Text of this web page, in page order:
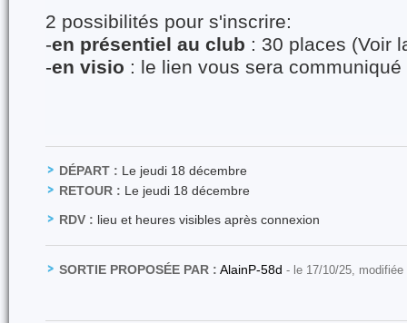
2 possibilités pour s'inscrire:
-en présentiel au club : 30 places (Voir
-en visio : le lien vous sera
DÉPART : Le jeudi 18 décembre
RETOUR : Le jeudi 18 décembre
RDV : lieu et heures visibles après connexion
SORTIE PROPOSÉE PAR : AlainP-58d - le 17/10/25, modifiée